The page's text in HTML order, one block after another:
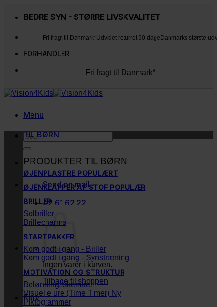
BEDRE SYN - STØRRE LIVSKVALITET
Fri fragt til Danmark*Udvidet returret 90 dage Danmarks største
FORHANDLER
Fri fragt til Danmark*
Menu
Søg
efter:
Send en mail
42 61 62 22
Ingen varer i kurven.
Tilbage til shoppen
Kurv
TIL BØRN
PRODUKTER TIL BØRN
ØJENPLASTRE
ØJENKLAPPER AF STOF
BRILLER
Solbriller
Brillecharms
STARTPAKKER
Kom godt i gang - Briller
Kom godt i gang - Synstræning
MOTIVATION OG STRUKTUR
Belønningsskemaer
Visuelle ure (Time Timer)
Piktogrammer